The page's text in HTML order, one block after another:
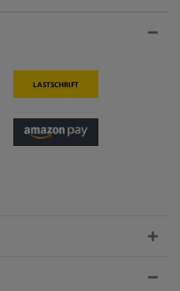
Lastschrift